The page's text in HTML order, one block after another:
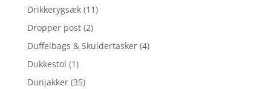
Drikkerygsæk (11)
Dropper post (2)
Duffelbags & Skuldertasker (4)
Dukkestol (1)
Dunjakker (35)